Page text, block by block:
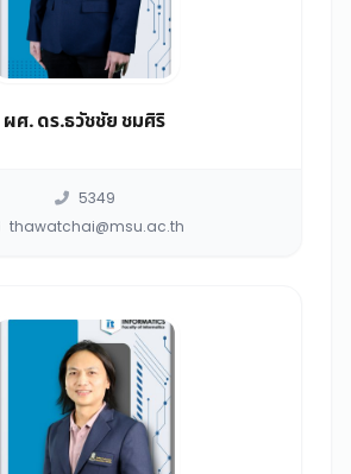
ผศ. ดร.ธวัชชัย ชมศิริ
5349
thawatchai@msu.ac.th